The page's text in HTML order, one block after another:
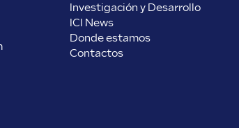
Investigación y Desarrollo
ICI News
Donde estamos
Contactos